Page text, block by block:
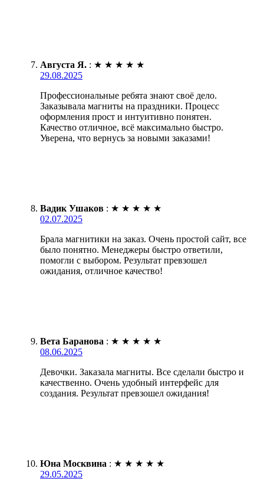
Августа Я. : ★ ★ ★ ★ ★
29.08.2025
Профессиональные ребята знают своё дело.
Заказывала магниты на праздники. Процесс
оформления прост и интуитивно понятен.
Качество отличное, всё максимально быстро.
Уверена, что вернусь за новыми заказами!
Вадик Ушаков : ★ ★ ★ ★ ★
02.07.2025
Брала магнитики на заказ. Очень простой сайт, все
было понятно. Менеджеры быстро ответили,
помогли с выбором. Результат превзошел
ожидания, отличное качество!
Вета Баранова : ★ ★ ★ ★ ★
08.06.2025
Девочки. Заказала магниты. Все сделали быстро и
качественно. Очень удобный интерфейс для
создания. Результат превзошел ожидания!
Юна Москвина : ★ ★ ★ ★ ★
29.05.2025